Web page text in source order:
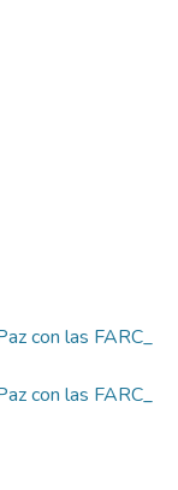
con las FARC_
con las FARC_